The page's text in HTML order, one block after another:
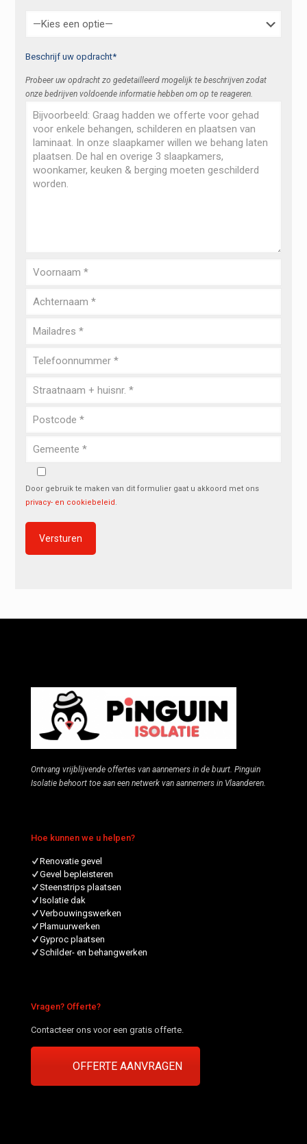
Beschrijf uw opdracht*
Probeer uw opdracht zo gedetailleerd mogelijk te beschrijven zodat
onze bedrijven voldoende informatie hebben om op te reageren.
Door gebruik te maken van dit formulier gaat u akkoord met ons
privacy- en cookiebeleid .
Ontvang vrijblijvende offertes van aannemers in de buurt. Pinguin
Isolatie behoort toe aan een netwerk van aannemers in Vlaanderen.
Hoe kunnen we u helpen?
Renovatie gevel
Gevel bepleisteren
Steenstrips plaatsen
Isolatie dak
Verbouwingswerken
Plamuurwerken
Gyproc plaatsen
Schilder- en behangwerken
Vragen? Offerte?
Contacteer ons voor een gratis offerte.
OFFERTE AANVRAGEN